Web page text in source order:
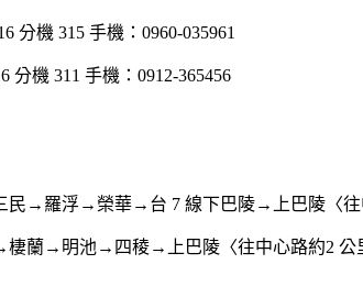
機 315 手機：0960-035961
機 311 手機：0912-365456
羅浮→榮華→台 7 線下巴陵→上巴陵〈往
→明池→四稜→上巴陵〈往中心路約2 公